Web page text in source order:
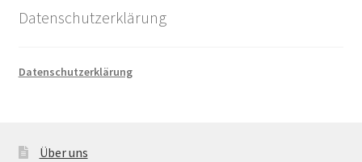
Datenschutzerklärung
Datenschutzerklärung
Über uns